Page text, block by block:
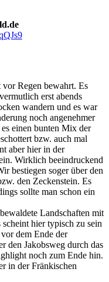
vor Regen bewahrt. Es
erst abends
wandern und es war
noch angenehmer
einen bunten Mix der
bzw. auch mal
aber hier in der
Wirklich beeindruckend
bestiegen soger über den
den Zeckenstein. Es
sollte man schon ein
Landschaften mit
hier typisch zu sein
dem Ende der
den Jakobsweg durch das
noch zum Ende hin.
in der Fränkischen